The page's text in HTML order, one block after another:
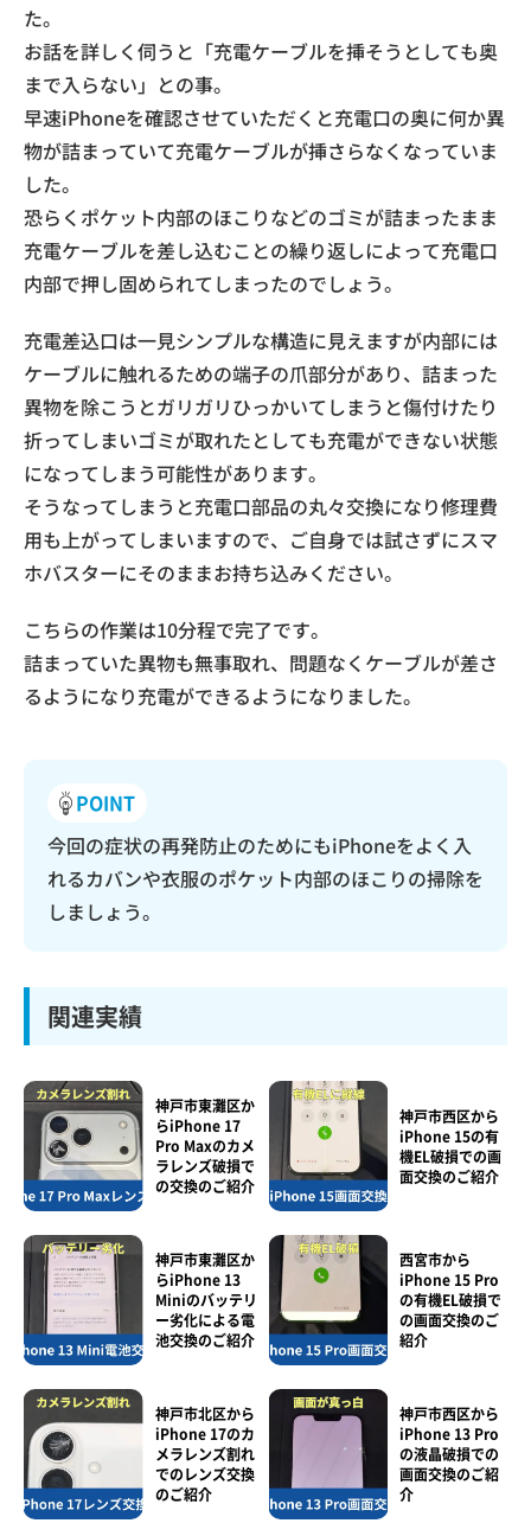
た。
お話を詳しく伺うと「充電ケーブルを挿そうとしても奥
まで入らない」との事。
早速iPhoneを確認させていただくと充電口の奥に何か異
物が詰まっていて充電ケーブルが挿さらなくなっていま
した。
恐らくポケット内部のほこりなどのゴミが詰まったまま
充電ケーブルを差し込むことの繰り返しによって充電口
内部で押し固められてしまったのでしょう。
充電差込口は一見シンプルな構造に見えますが内部には
ケーブルに触れるための端子の爪部分があり、詰まった
異物を除こうとガリガリひっかいてしまうと傷付けたり
折ってしまいゴミが取れたとしても充電ができない状態
になってしまう可能性があります。
そうなってしまうと充電口部品の丸々交換になり修理費
用も上がってしまいますので、ご自身では試さずにスマ
ホバスターにそのままお持ち込みください。
こちらの作業は10分程で完了です。
詰まっていた異物も無事取れ、問題なくケーブルが差さ
るようになり充電ができるようになりました。
POINT
今回の症状の再発防止のためにもiPhoneをよく入
れるカバンや衣服のポケット内部のほこりの掃除を
しましょう。
関連実績
神戸市東灘区か
らiPhone 17
Pro Maxのカメ
ラレンズ破損で
の交換のご紹介
神戸市西区から
iPhone 15の有
機EL破損での画
面交換のご紹介
神戸市東灘区か
らiPhone 13
Miniのバッテリ
ー劣化による電
池交換のご紹介
西宮市から
iPhone 15 Pro
の有機EL破損で
の画面交換のご
紹介
神戸市北区から
iPhone 17のカ
メラレンズ割れ
でのレンズ交換
のご紹介
神戸市西区から
iPhone 13 Pro
の液晶破損での
画面交換のご紹
介